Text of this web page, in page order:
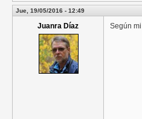
Jue, 19/05/2016 - 12:49
Juanra Díaz Según